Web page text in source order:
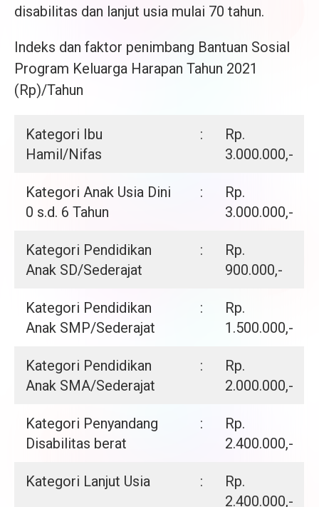
disabilitas dan lanjut usia mulai 70 tahun.
Indeks dan faktor penimbang Bantuan Sosial
Program Keluarga Harapan Tahun 2021
(Rp)/Tahun
Kategori Ibu
Hamil/Nifas
:
Rp.
3.000.000,-
Kategori Anak Usia Dini
0 s.d. 6 Tahun
:
Rp.
3.000.000,-
Kategori Pendidikan
Anak SD/Sederajat
:
Rp.
900.000,-
Kategori Pendidikan
Anak SMP/Sederajat
:
Rp.
1.500.000,-
Kategori Pendidikan
Anak SMA/Sederajat
:
Rp.
2.000.000,-
Kategori Penyandang
Disabilitas berat
:
Rp.
2.400.000,-
Kategori Lanjut Usia :
Rp.
2.400.000,-